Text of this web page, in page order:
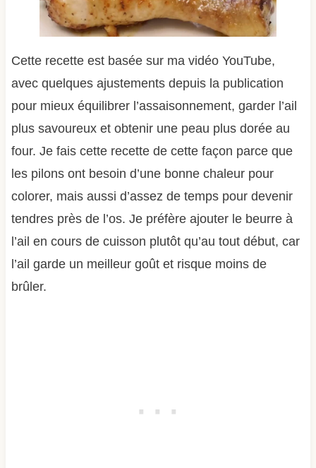
Cette recette est basée sur ma vidéo YouTube,
avec quelques ajustements depuis la publication
pour mieux équilibrer l’assaisonnement, garder l’ail
plus savoureux et obtenir une peau plus dorée au
four. Je fais cette recette de cette façon parce que
les pilons ont besoin d’une bonne chaleur pour
colorer, mais aussi d’assez de temps pour devenir
tendres près de l’os. Je préfère ajouter le beurre à
l’ail en cours de cuisson plutôt qu’au tout début, car
l’ail garde un meilleur goût et risque moins de
brûler.